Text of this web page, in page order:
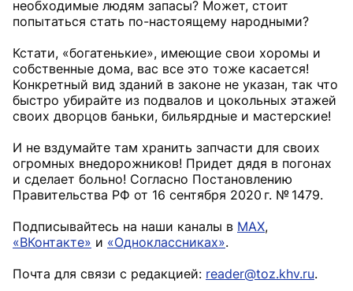
необходимые людям запасы? Может, стоит
попытаться стать по-настоящему народными?
Кстати, «богатенькие», имеющие свои хоромы и
собственные дома, вас все это тоже касается!
Конкретный вид зданий в законе не указан, так что
быстро убирайте из подвалов и цокольных этажей
своих дворцов баньки, бильярдные и мастерские!
И не вздумайте там хранить запчасти для своих
огромных внедорожников! Придет дядя в погонах
и сделает больно! Согласно Постановлению
Правительства РФ от 16 сентября 2020 г. № 1479.
Подписывайтесь на наши каналы в MAX,
«ВКонтакте» и «Одноклассниках».
Почта для связи с редакцией: reader@toz.khv.ru.